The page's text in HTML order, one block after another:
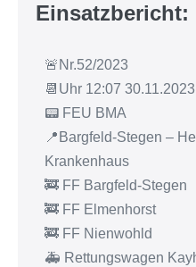
Einsatzbericht:
🚨Nr.52/2023
📆Uhr 12:07 30.11.2023
📟 FEU BMA
📍Bargfeld-Stegen –
Krankenhaus
🚒 FF Bargfeld-Stegen
🚒 FF Elmenhorst
🚒 FF Nienwohld
🚑 Rettungswagen